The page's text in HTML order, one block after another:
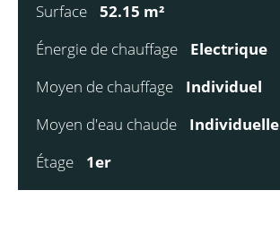
Surface
52.15 m²
Énergie de chauffage
Electrique
Moyen de chauffage
Individuel
Moyen d'eau chaude
Individuelle
Étage
1er